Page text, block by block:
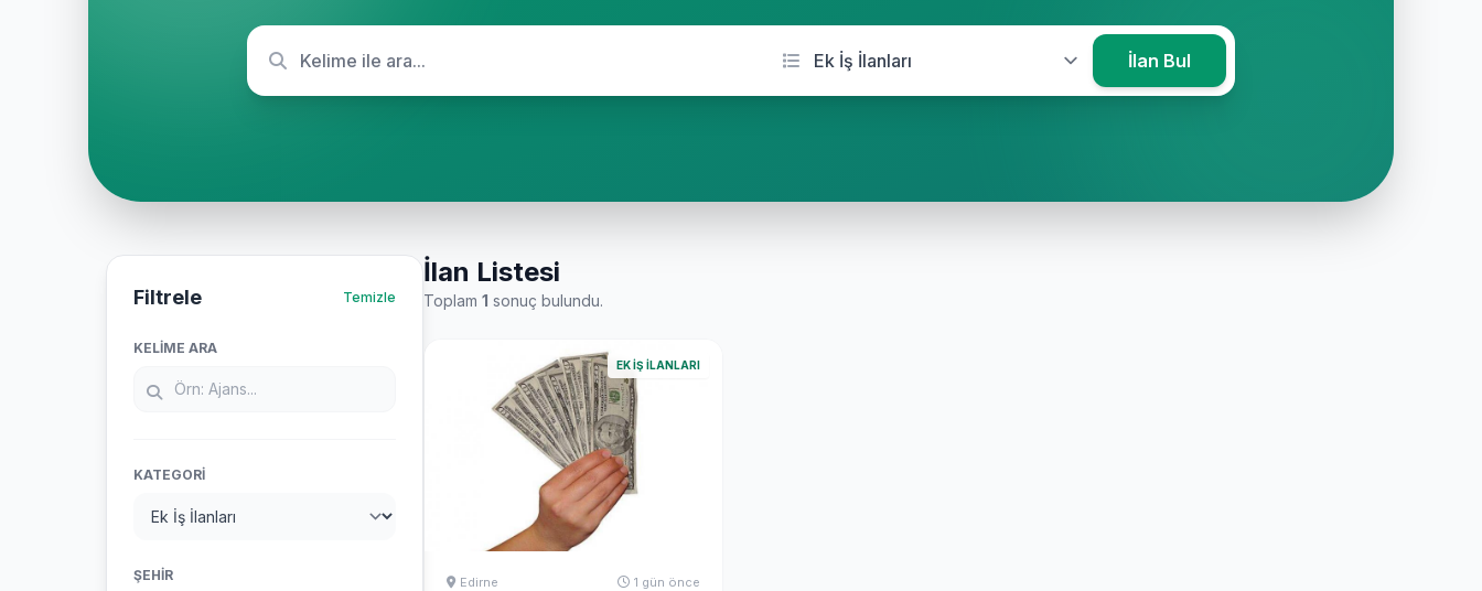
İlan Bul
Filtrele Temizle
KELIME ARA
KATEGORI
ŞEHIR
İlan Listesi
Toplam 1 sonuç bulundu.
EK İŞ İLANLARI
Edirne 1 gün önce